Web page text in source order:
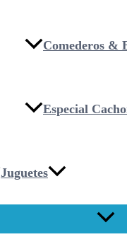
Comederos &
Especial
Juguetes